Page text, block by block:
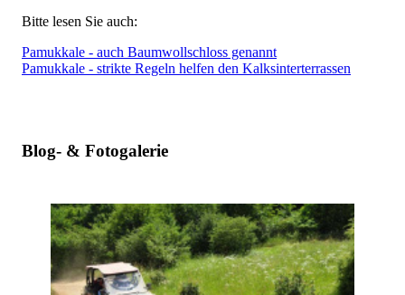
Bitte lesen Sie auch:
Pamukkale - auch Baumwollschloss genannt
Pamukkale - strikte Regeln helfen den Kalksinterterrassen
Blog- & Fotogalerie